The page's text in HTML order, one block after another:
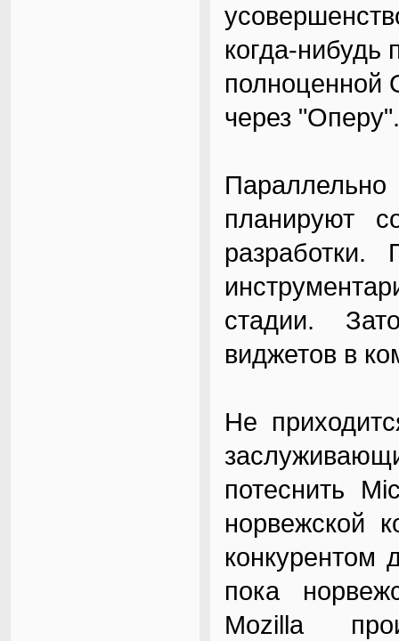
когда-нибудь
полноценной
через "Оперу".
планируют
стадии.
виджетов в
Не
потеснить
норвежской
конкурентом
пока
Mozilla